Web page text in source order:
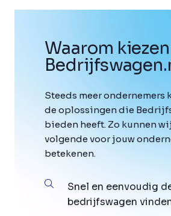
Waarom
Bedrijfswagen.
Steeds meer ondernemers
de oplossingen die
bieden heeft. Zo kunnen
volgende voor jouw
betekenen.
Snel en eenvoudig
bedrijfswagen